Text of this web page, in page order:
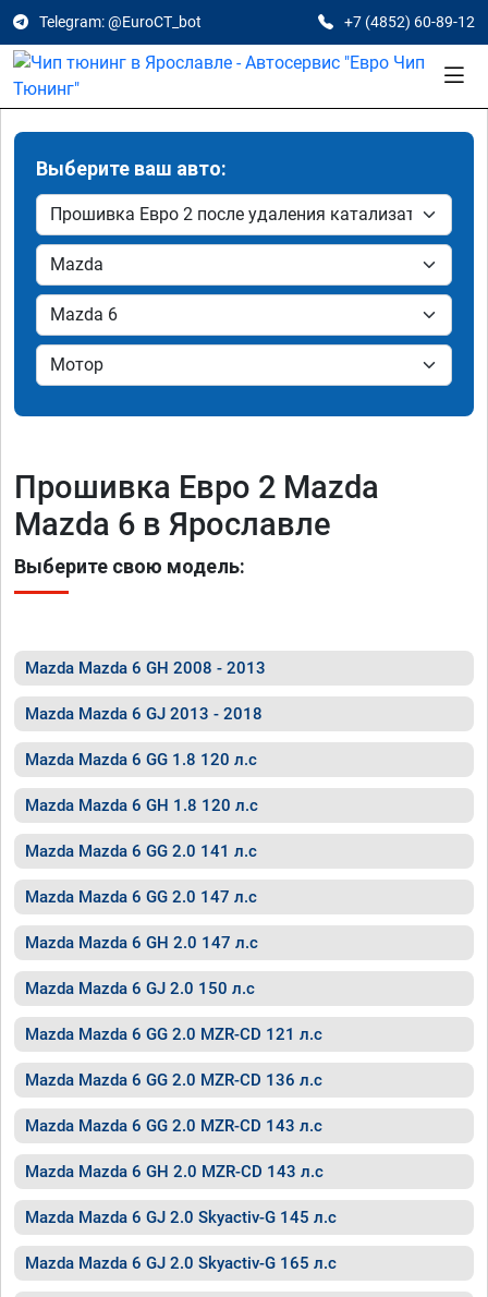
Telegram: @EuroCT_bot +7 (4852) 60-89-12
Выберите ваш авто:
Прошивка Евро 2 Mazda
Mazda 6 в Ярославле
Выберите свою модель:
Mazda Mazda 6 GH 2008 - 2013
Mazda Mazda 6 GJ 2013 - 2018
Mazda Mazda 6 GG 1.8 120 л.с
Mazda Mazda 6 GH 1.8 120 л.с
Mazda Mazda 6 GG 2.0 141 л.с
Mazda Mazda 6 GG 2.0 147 л.с
Mazda Mazda 6 GH 2.0 147 л.с
Mazda Mazda 6 GJ 2.0 150 л.с
Mazda Mazda 6 GG 2.0 MZR-CD 121 л.с
Mazda Mazda 6 GG 2.0 MZR-CD 136 л.с
Mazda Mazda 6 GG 2.0 MZR-CD 143 л.с
Mazda Mazda 6 GH 2.0 MZR-CD 143 л.с
Mazda Mazda 6 GJ 2.0 Skyactiv-G 145 л.с
Mazda Mazda 6 GJ 2.0 Skyactiv-G 165 л.с